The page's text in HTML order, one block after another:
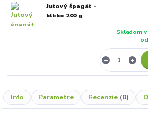
Jutový špagát -
klbko 200 g
Skladom
Info Parametre Recenzie 0